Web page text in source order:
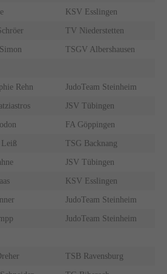
KSV Esslingen
TV Niederstetten
TSGV Albershausen
Rehn JudoTeam Steinheim
JSV Tübingen
FA Göppingen
Leiß TSG Backnang
JSV Tübingen
KSV Esslingen
JudoTeam Steinheim
JudoTeam Steinheim
TSB Ravensburg